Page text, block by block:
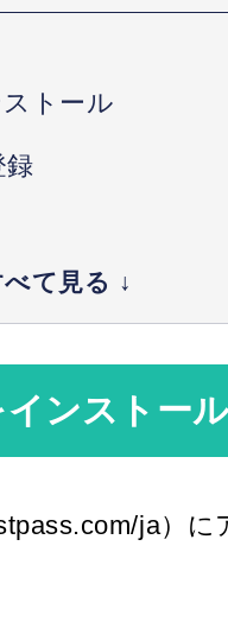
トール
録
について
ついて
注意点
ンストー
ja）